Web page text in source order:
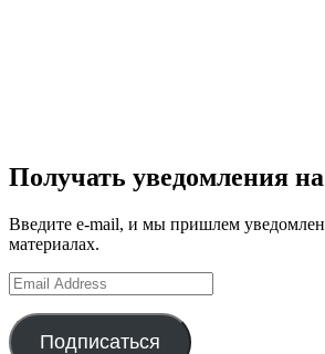
Получать уведомления
Введите e-mail, и мы пришлем
материалах.
Email
Address
Подписаться